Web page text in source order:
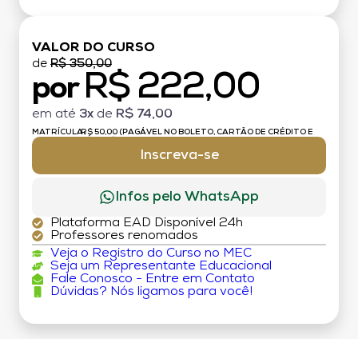
VALOR DO CURSO
de R$ 350,00
por R$ 222,00
em até 3x de R$ 74,00
MATRÍCULA:R$ 50,00 (PAGÁVEL NO BOLETO, CARTÃO DE CRÉDITO E
Inscreva-se
Infos pelo WhatsApp
Plataforma EAD Disponível 24h
Professores renomados
Veja o Registro do Curso no MEC
Seja um Representante Educacional
Fale Conosco - Entre em Contato
Dúvidas? Nós ligamos para você!